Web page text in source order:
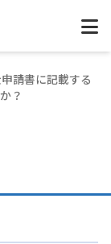
請書に記載する
？